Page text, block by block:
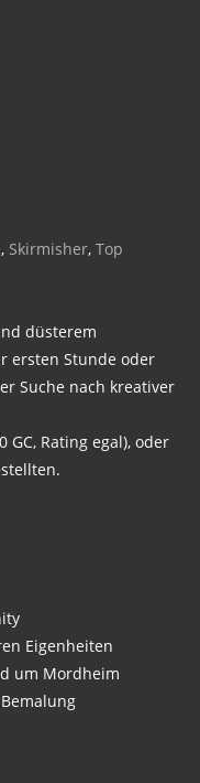
, Skirmisher,Top
düsterem
ersten Stunde oder
Suche nach kreativer
Rating egal), oder
Eigenheiten
um Mordheim